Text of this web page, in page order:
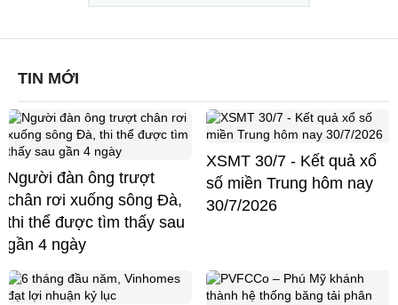
TIN MỚI
Người đàn ông trượt
chân rơi xuống sông Đà,
thi thể được tìm thấy sau
gần 4 ngày
XSMT 30/7 - Kết quả xổ
số miền Trung hôm nay
30/7/2026